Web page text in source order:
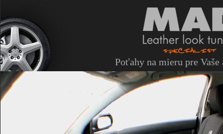
Poťahy na mieru pre Vaše